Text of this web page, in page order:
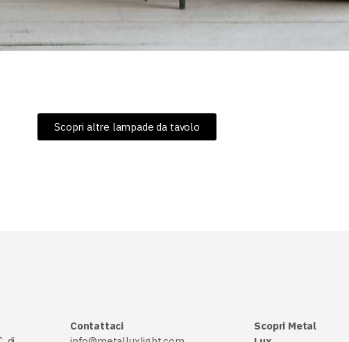
Scopri altre lampade da tavolo
Contattaci
Scopri Metal